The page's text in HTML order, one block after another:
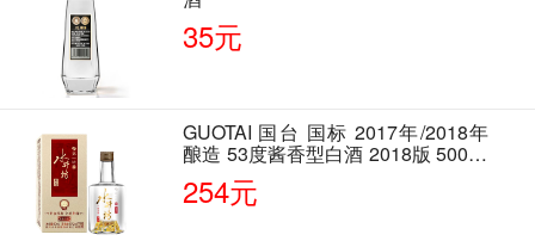
35元
GUOTAI 国台 国标 2017年/2018年
酿造 53度酱香型白酒 2018版 500ml
单瓶装
254元